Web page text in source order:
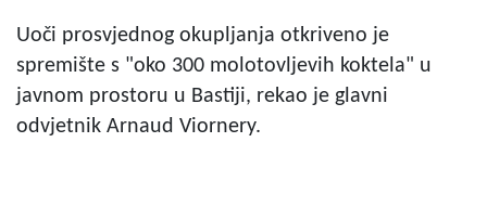
Uoči prosvjednog okupljanja otkriveno je
spremište s "oko 300 molotovljevih koktela" u
javnom prostoru u Bastiji, rekao je glavni
odvjetnik Arnaud Viornery.